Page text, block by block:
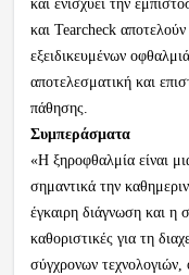
και ενισχύει την
και Tearcheck
εξειδικευμένων
αποτελεσματική και
πάθησης.
Συμπεράσματα
«Η ξηροφθαλμία είναι
σημαντικά την
έγκαιρη διάγνωση και η
καθοριστικές για τη
σύγχρονων